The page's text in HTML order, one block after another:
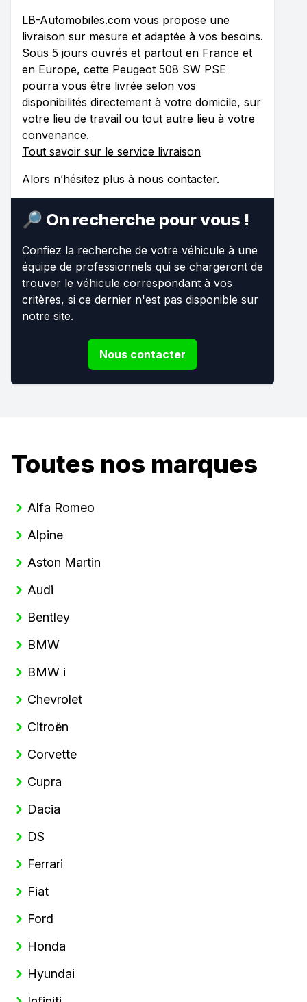
LB-Automobiles.com vous propose une
livraison sur mesure et adaptée à vos besoins.
Sous 5 jours ouvrés et partout en France et
en Europe, cette Peugeot 508 SW PSE
pourra vous être livrée selon vos
disponibilités directement à votre domicile, sur
votre lieu de travail ou tout autre lieu à votre
convenance.
Tout savoir sur le service livraison
Alors n’hésitez plus à nous contacter.
🔎 On recherche pour vous !
Confiez la recherche de votre véhicule à une
équipe de professionnels qui se chargeront de
trouver le véhicule correspondant à vos
critères, si ce dernier n'est pas disponible sur
notre site.
Nous contacter
Toutes nos marques
Alfa Romeo
Alpine
Aston Martin
Audi
Bentley
BMW
BMW i
Chevrolet
Citroën
Corvette
Cupra
Dacia
DS
Ferrari
Fiat
Ford
Honda
Hyundai